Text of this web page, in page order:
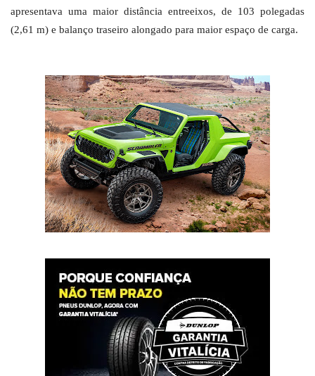
apresentava uma maior distância entreeixos, de 103 polegadas
(2,61 m) e balanço traseiro alongado para maior espaço de carga.